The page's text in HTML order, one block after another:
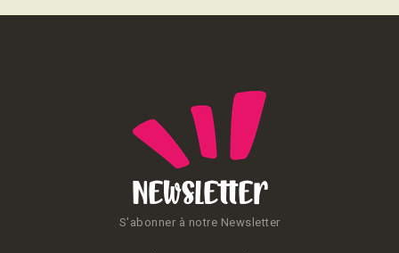
Newsletter
S'abonner à notre Newsletter